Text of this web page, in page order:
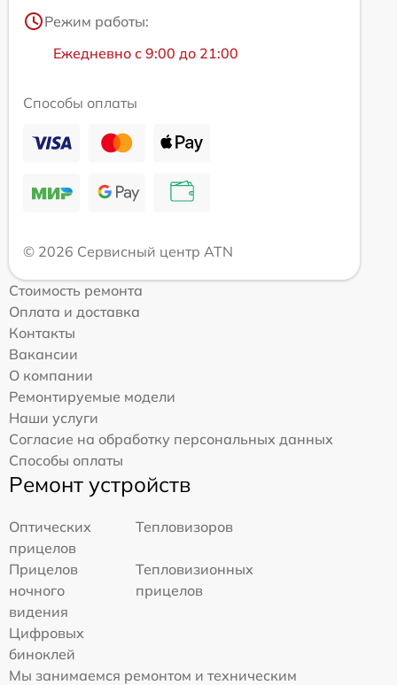
Режим работы:
Ежедневно с 9:00 до 21:00
Способы оплаты
© 2026 Сервисный центр ATN
Стоимость ремонта
Оплата и доставка
Контакты
Вакансии
О компании
Ремонтируемые модели
Наши услуги
Согласие на обработку персональных данных
Способы оплаты
Ремонт устройств
Оптических
прицелов
Тепловизоров
Прицелов
ночного
видения
Тепловизионных
прицелов
Цифровых
биноклей
Мы занимаемся ремонтом и техническим